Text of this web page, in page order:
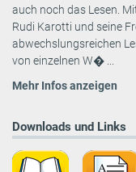
auch noch das Lesen.
Rudi Karotti und seine
abwechslungsreichen
von einzelnen W� ...
Mehr Infos anzeigen
Downloads und Links